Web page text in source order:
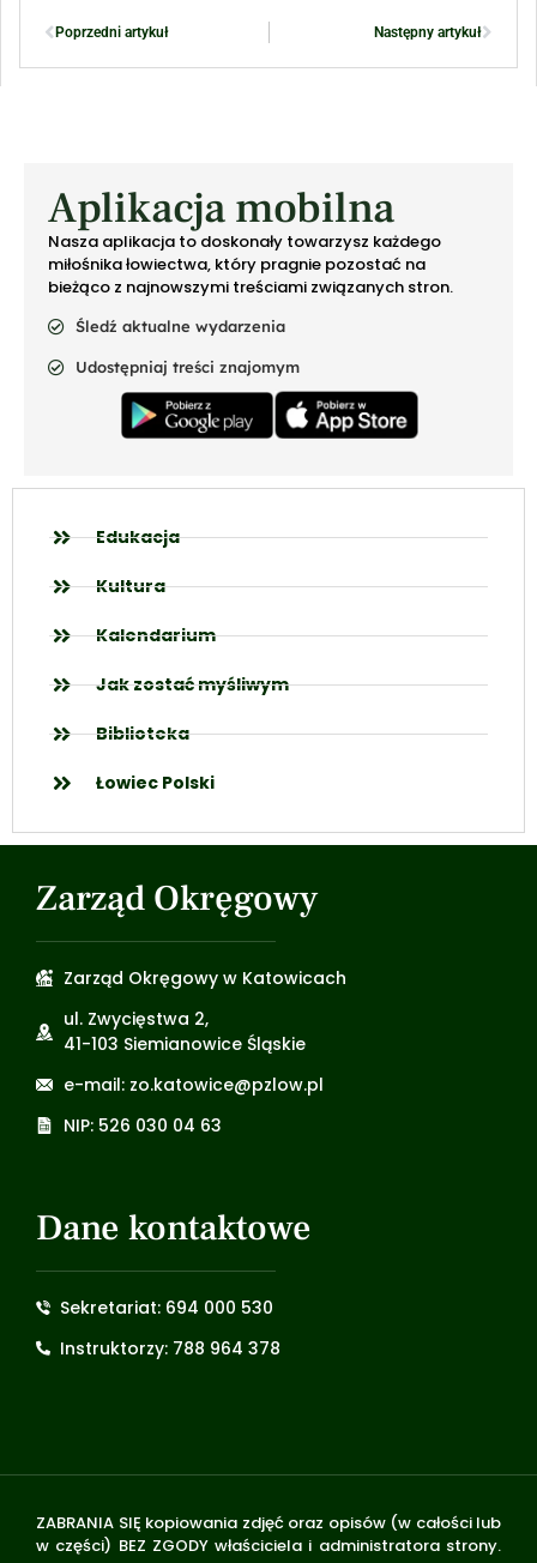
Poprzedni artykuł Następny artykuł
Aplikacja mobilna
Nasza aplikacja to doskonały towarzysz każdego
miłośnika łowiectwa, który pragnie pozostać na
bieżąco z najnowszymi treściami związanych stron.
Śledź aktualne wydarzenia
Udostępniaj treści znajomym
Edukacja
Kultura
Kalendarium
Jak zostać myśliwym
Biblioteka
Łowiec Polski
Zarząd Okręgowy
Zarząd Okręgowy w Katowicach
ul. Zwycięstwa 2,
41-103 Siemianowice Śląskie
e-mail: zo.katowice@pzlow.pl
NIP: 526 030 04 63
Dane kontaktowe
Sekretariat: 694 000 530
Instruktorzy: 788 964 378
ZABRANIA SIĘ kopiowania zdjęć oraz opisów (w całości lub
w części) BEZ ZGODY właściciela i administratora strony.